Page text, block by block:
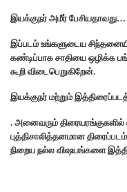
இயக்குந‌ர் அமீர் பேசியதாவது…
இப்படம் உங்களுடைய
கண்டிப்பாக சாதியை ஒழிக்க
கூறி விடைபெறுகிறேன்.
இயக்குந‌ர் மற்றும்
. அனைவரும்
புத்திசாலித்தனமான
நிறைய நல்ல விஷயங்களை